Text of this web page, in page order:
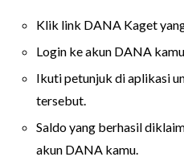
Klik link DANA Kaget
Login ke akun DANA
Ikuti petunjuk di aplikasi
tersebut.
Saldo yang berhasil
akun DANA kamu.